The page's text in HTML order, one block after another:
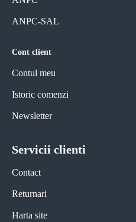
ANPC-SAL
Cont client
Contul meu
Istoric comenzi
Newsletter
Servicii clienti
Contact
Returnari
Harta site